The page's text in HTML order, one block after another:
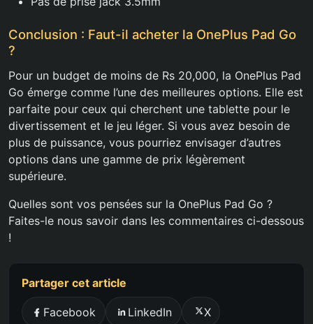
Conclusion : Faut-il acheter la OnePlus Pad Go
?
Pour un budget de moins de Rs 20,000, la OnePlus Pad
Go émerge comme l’une des meilleures options. Elle est
parfaite pour ceux qui cherchent une tablette pour le
divertissement et le jeu léger. Si vous avez besoin de
plus de puissance, vous pourriez envisager d’autres
options dans une gamme de prix légèrement
supérieure.
Quelles sont vos pensées sur la OnePlus Pad Go ?
Faites-le nous savoir dans les commentaires ci-dessous
!
Partager cet article
Facebook LinkedIn X